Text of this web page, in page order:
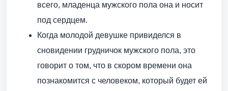
всего, младенца мужского пола она и носит
под сердцем.
Когда молодой девушке привиделся в
сновидении грудничок мужского пола, это
говорит о том, что в скором времени она
познакомится с человеком, который будет ей